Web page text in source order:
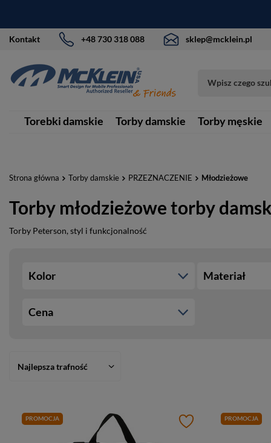
Kontakt +48 730 318 088 sklep@mcklein.pl
Torebki damskie Torby damskie Torby męskie
Strona główna Torby damskie PRZEZNACZENIE Młodzieżowe
Torby młodzieżowe torby
Torby Peterson, styl i funkcjonalność
Kolor Materiał
Cena
Najlepsza trafność
PROMOCJA PROMOCJA